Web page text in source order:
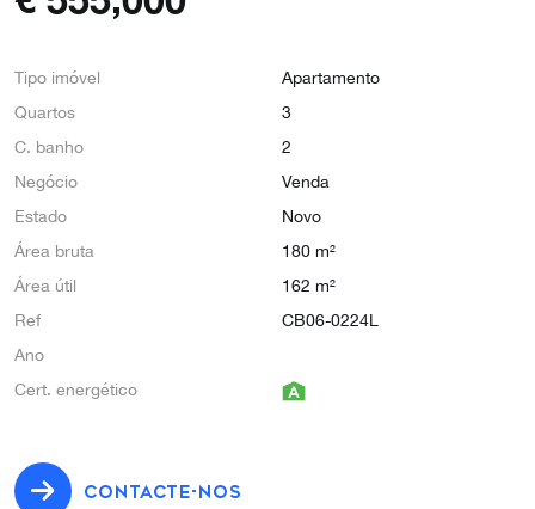
Tipo imóvel
Apartamento
Quartos
3
C. banho
2
Negócio
Venda
Estado
Novo
Área bruta
180 m²
Área útil
162 m²
Ref
CB06-0224L
Ano
Cert. energético
CONTACTE-NOS